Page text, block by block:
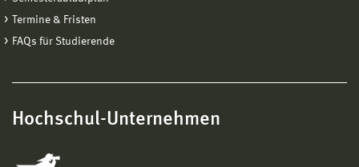
Termine & Fristen
FAQs für Studierende
Hochschul-Unternehmen